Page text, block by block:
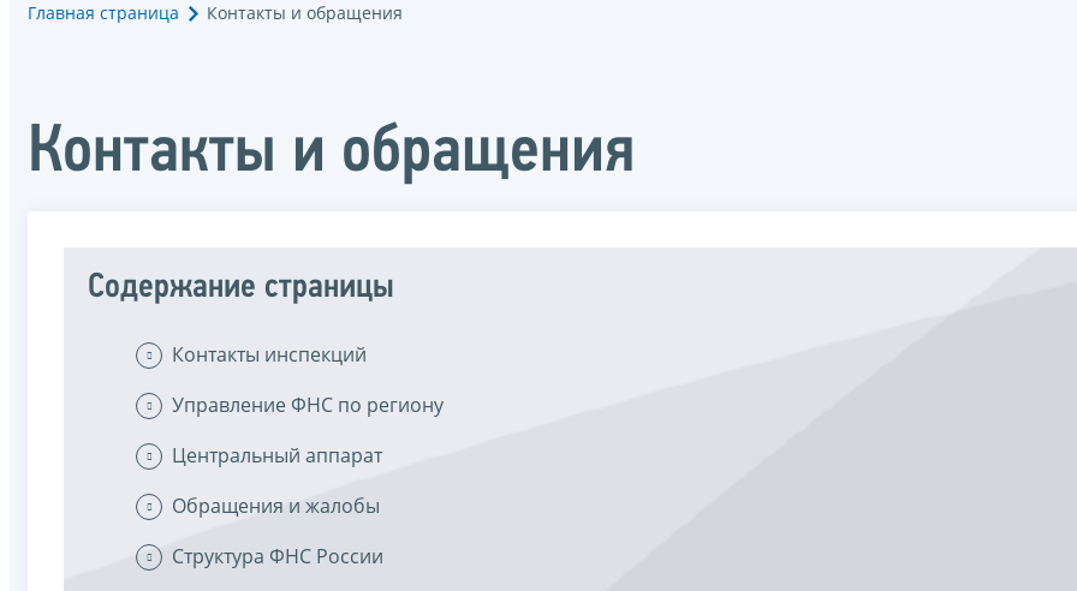
Главная страница Контакты и обращения
Контакты и обращения
Содержание страницы
Контакты инспекций
Управление ФНС по региону
Центральный аппарат
Обращения и жалобы
Структура ФНС России